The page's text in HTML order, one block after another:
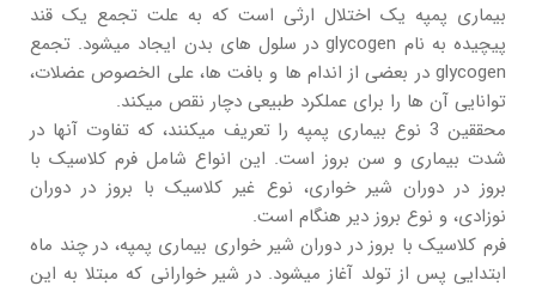
بیماری پمپه یک اختلال ارثی است که به علت تجمع یک قند
پیچیده به نام glycogen در سلول های بدن ایجاد میشود. تجمع
glycogen در بعضی از اندام ها و بافت ها، علی الخصوص عضلات،
توانایی آن ها را برای عملکرد طبیعی دچار نقص میکند.
محققین 3 نوع بیماری پمپه را تعریف میکنند، که تفاوت آنها در
شدت بیماری و سن بروز است. این انواع شامل فرم کلاسیک با
بروز در دوران شیر خواری، نوع غیر کلاسیک با بروز در دوران
نوزادی، و نوع بروز دیر هنگام است.
فرم کلاسیک با بروز در دوران شیر خواری بیماری پمپه، در چند ماه
ابتدایی پس از تولد آغاز میشود. در شیر خوارانی که مبتلا به این